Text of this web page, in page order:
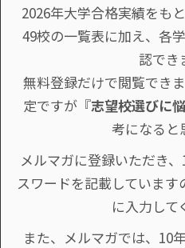
2026年大学合格実績をも
49校の一覧表に加え、各
認でき
無料登録だけで閲覧でき
定ですが『志望校選びに
考になると
メルマガに登録いただき
スワードを記載しています
に入力して
また、メルマガでは、10